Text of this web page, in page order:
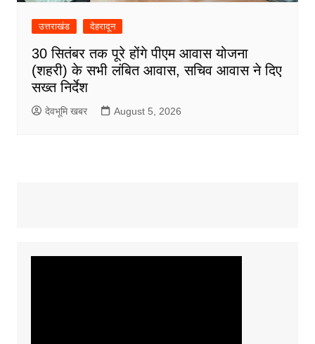
उत्तराखंड देहरादून
30 सितंबर तक पूरे होंगे पीएम आवास योजना
(शहरी) के सभी लंबित आवास, सचिव आवास ने दिए
सख्त निर्देश
देवभूमि खबर August 5, 2026